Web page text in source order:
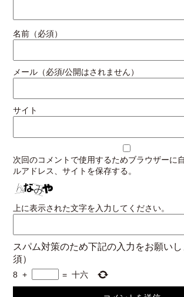
名前（必須）
メール（必須/公開はされません）
サイト
次回のコメントで使用するためブラウザーに
ルアドレス、サイトを保存する。
上に表示された文字を入力してください。
スパム対策のため下記の入力をお願いし
須）
8 + = 十六